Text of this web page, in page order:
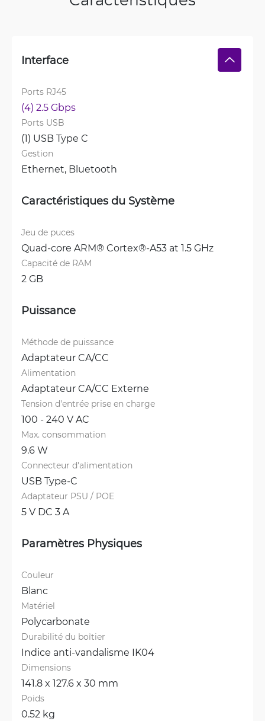
Interface
Ports RJ45
(4) 2.5 Gbps
Ports USB
(1) USB Type C
Gestion
Ethernet, Bluetooth
Caractéristiques du Système
Jeu de puces
Quad-core ARM® Cortex®-A53 at 1.5 GHz
Capacité de RAM
2 GB
Puissance
Méthode de puissance
Adaptateur CA/CC
Alimentation
Adaptateur CA/CC Externe
Tension d'entrée prise en charge
100 - 240 V AC
Max. consommation
9.6 W
Connecteur d'alimentation
USB Type-C
Adaptateur PSU / POE
5 V DC 3 A
Paramètres Physiques
Couleur
Blanc
Matériel
Polycarbonate
Durabilité du boîtier
Indice anti-vandalisme IK04
Dimensions
141.8 x 127.6 x 30 mm
Poids
0.52 kg